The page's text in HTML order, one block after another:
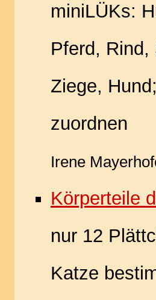
miniLÜKs:
Pferd,
Ziege,
zuordnen
Irene
Körperteile
nur 12
Katze